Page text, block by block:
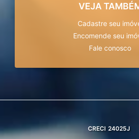
VEJA
Cadastre seu
Encomende seu
Fale conosco
CRECI 24025J